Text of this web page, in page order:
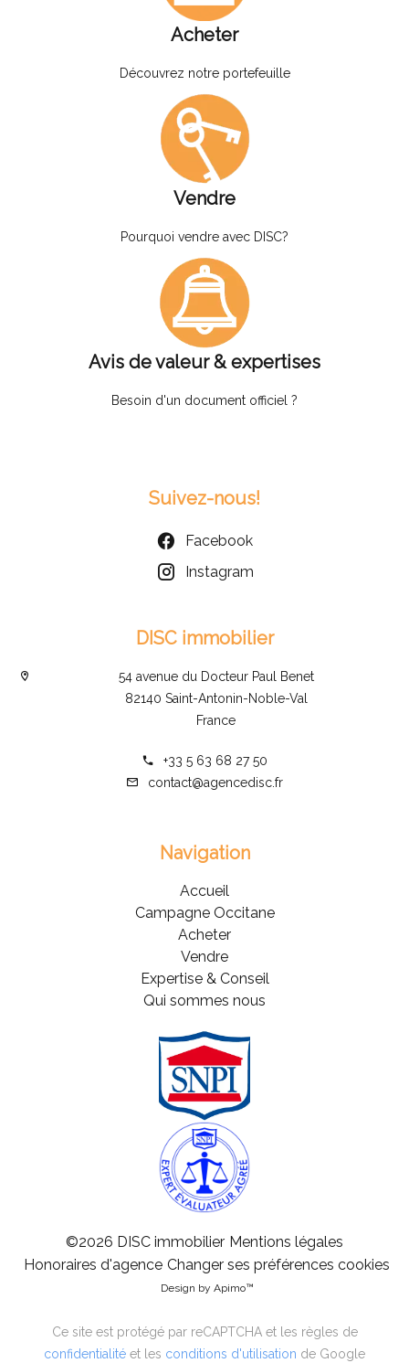
Acheter
Découvrez notre portefeuille
Vendre
Pourquoi vendre avec DISC?
Avis de valeur & expertises
Besoin d'un document officiel ?
Suivez-nous!
Facebook
Instagram
DISC immobilier
54 avenue du Docteur Paul Benet
82140 Saint-Antonin-Noble-Val
France
+33 5 63 68 27 50
contact@agencedisc.fr
Navigation
Accueil
Campagne Occitane
Acheter
Vendre
Expertise & Conseil
Qui sommes nous
©2026 DISC immobilier Mentions légales
Honoraires d'agence Changer ses préférences cookies
Design by Apimo™
Ce site est protégé par reCAPTCHA et les règles de
confidentialité et les conditions d'utilisation de Google